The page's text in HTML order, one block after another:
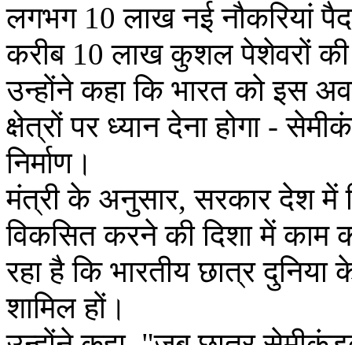
लगभग 10 लाख नई नौकरियां
करीब 10 लाख कुशल पेशेवरों की
उन्होंने कहा कि भारत को इस
क्षेत्रों पर ध्यान देना होगा -
निर्माण।
मंत्री के अनुसार, सरकार देश में
विकसित करने की दिशा में काम
रहा है कि भारतीय छात्र
शामिल हों।